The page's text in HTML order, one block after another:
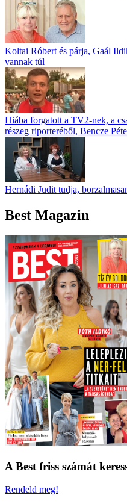
Koltai Róbert és párja, Gaál
vannak túl
Hiába forgatott a TV2-nek, a
részeg riporteréből, Bencze
Hernádi Judit tudja,
Best Magazin
A Best friss számát
Rendeld meg!